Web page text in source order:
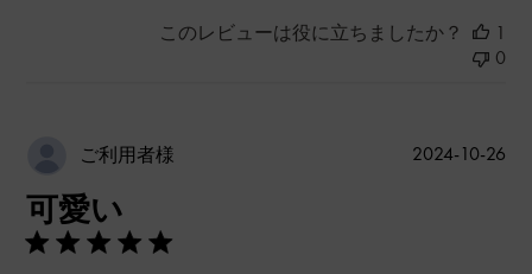
このレビューは役に立ちましたか？
1
0
ご利用者様
可愛い
公
2024-10-26